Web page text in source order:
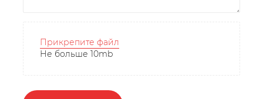
Прикрепите файл
Не больше 10mb